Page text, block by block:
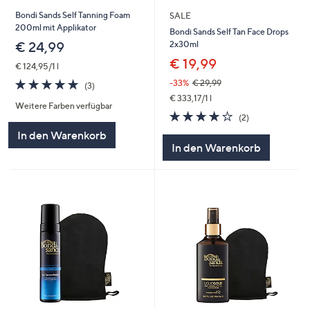
anzuzeigen.
Bondi Sands Self Tanning Foam
200ml mit Applikator
€ 24,99
€ 124,95/1 l
5.0
von
5
(3)3
Weitere Farben verfügbar
In den Warenkorb
SALE
Bondi Sands Self Tan Face Drops
2x30ml
€ 19,99
-33% € 29,99
€ 333,17/1 l
4.0
von
(2)2
In den Warenkorb